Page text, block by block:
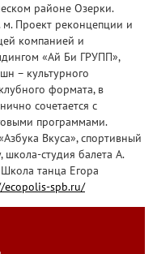
районе Озерки.
Проект реконцепции и
компанией и
«Ай Би ГРУПП»,
– культурного
формата, в
сочетается с
программами.
Вкуса», спортивный
школа-студия балета А.
танца Егора
ecopolis-spb.ru/